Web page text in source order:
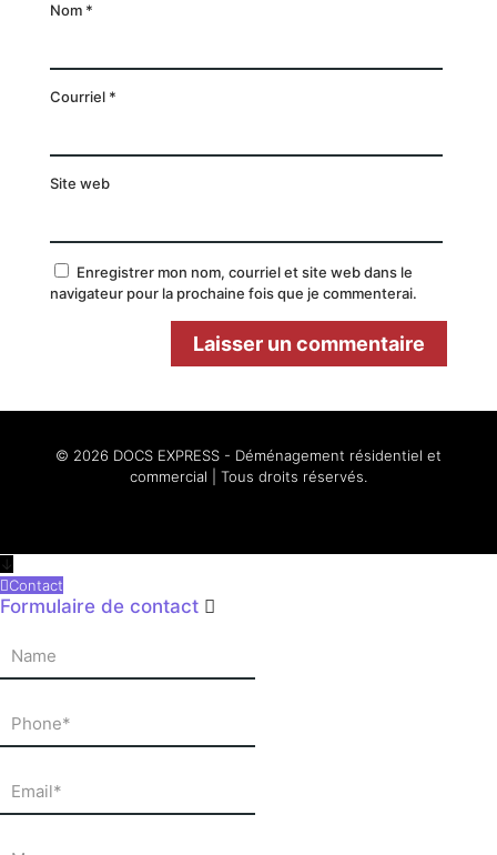
Nom *
Courriel *
Site web
Enregistrer mon nom, courriel et site web dans le
navigateur pour la prochaine fois que je commenterai.
© 2026 DOCS EXPRESS - Déménagement résidentiel et
commercial | Tous droits réservés.
↓
Contact
Formulaire de contact